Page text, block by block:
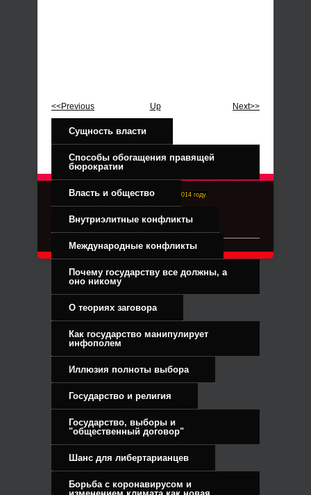
<<Previous Up Next>>
Сущность власти
Способы обогащения правящей
бюрократии
Власть и общество
Внутриэлитные конфликты
Международные конфликты
Почему государству все должны, а
оно никому
О теориях заговора
Как государство манипулирует
инфополем
Иллюзия полноты выбора
Государство и религия
Государство, выборы и
"общественный договор"
Шанс для либертарианцев
Борьба с коронавирусом и
Right-Dexter-ПРАВЫЙ ФРОНТ. Основан в 2014 году.
Связь с администрацией